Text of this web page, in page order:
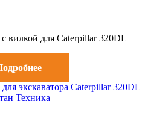
вилкой для Caterpillar 320DL